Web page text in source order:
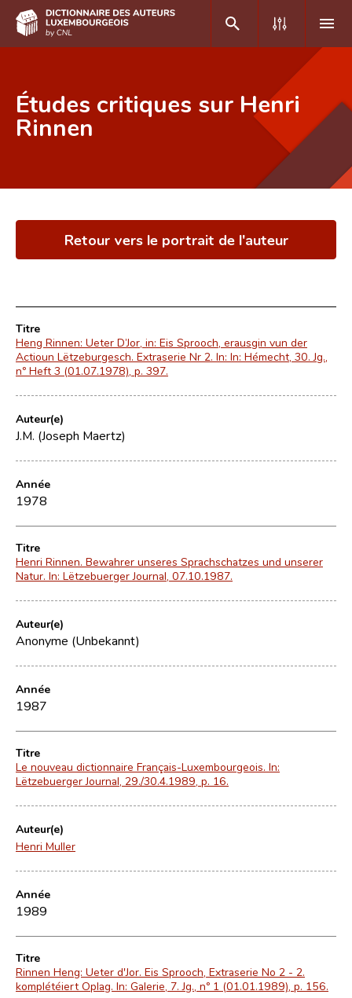
DE
Foire aux questions
Équipe scientifique
Contact
Études critiques sur Henri
Rinnen
Retour vers le portrait de l'auteur
Titre
Heng Rinnen: Ueter D’Jor, in: Eis Sprooch, erausgin vun der
Actioun Lëtzeburgesch. Extraserie Nr 2. In: In: Hémecht, 30. Jg.,
nº Heft 3 (01.07.1978), p. 397.
Auteur(e)
J.M. (Joseph Maertz)
Année
1978
Titre
Henri Rinnen. Bewahrer unseres Sprachschatzes und unserer
Natur. In: Lëtzebuerger Journal, 07.10.1987.
Auteur(e)
Anonyme (Unbekannt)
Année
1987
Titre
Le nouveau dictionnaire Français-Luxembourgeois. In:
Lëtzebuerger Journal, 29./30.4.1989, p. 16.
Auteur(e)
Henri Muller
Année
1989
Titre
Rinnen Heng: Ueter d'Jor. Eis Sprooch, Extraserie No 2 - 2.
komplétéiert Oplag. In: Galerie, 7. Jg., nº 1 (01.01.1989), p. 156.